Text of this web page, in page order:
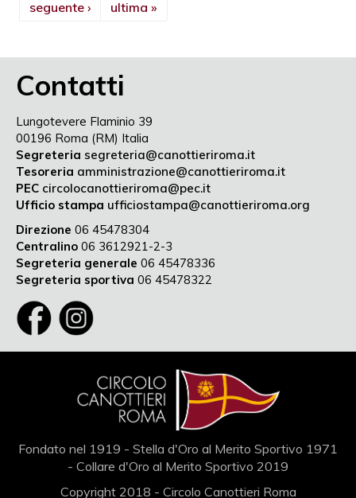
seguente ›
ultima »
Contatti
Lungotevere Flaminio 39
00196 Roma (RM) Italia
Segreteria segreteria@canottieriroma.it
Tesoreria amministrazione@canottieriroma.it
PEC circolocanottieriroma@pec.it
Ufficio stampa ufficiostampa@canottieriroma.org
Direzione 06 45478304
Centralino 06 3612921-2-3
Segreteria generale 06 45478336
Segreteria sportiva 06 45478322
Fondato nel 1919 - Stella d'Oro al Merito Sportivo 1971
- Collare d'Oro al Merito Sportivo 2019
Copyright 2018 - Circolo Canottieri Roma